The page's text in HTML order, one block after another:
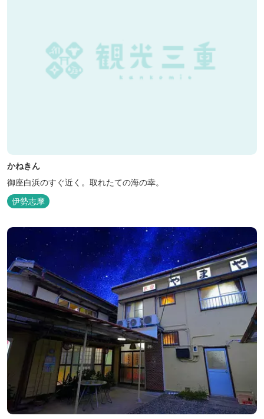
かねきん
御座白浜のすぐ近く。取れたての海の幸。
伊勢志摩